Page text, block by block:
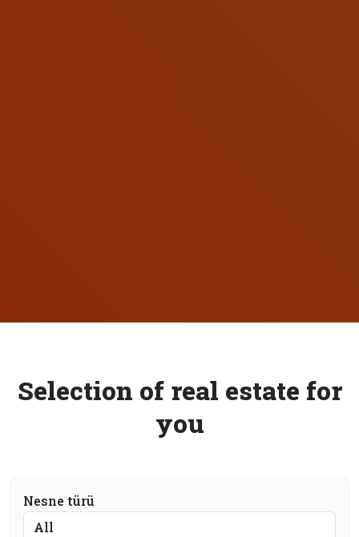
Selection of real estate for
you
Nesne türü